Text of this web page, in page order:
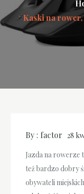
Kaski na rower,
By : factor 28
Jazda na
też bardzo dobry
obywateli